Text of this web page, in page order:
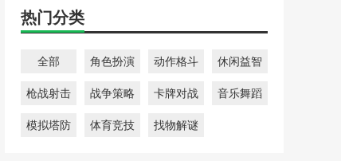
热门分类
全部 角色扮演 动作格斗 休闲益智
枪战射击 战争策略 卡牌对战 音乐舞蹈
模拟塔防 体育竞技 找物解谜